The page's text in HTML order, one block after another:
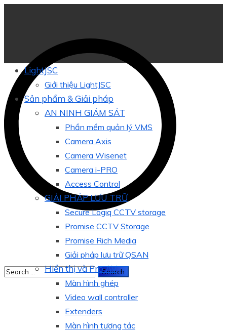
LightJSC
Giới thiệu LightJSC
Sản phẩm & Giải pháp
AN NINH GIÁM SÁT
Phần mềm quản lý VMS
Camera Axis
Camera Wisenet
Camera i-PRO
Access Control
GIẢI PHÁP LƯU TRỮ
Secure Logiq CCTV storage
Promise CCTV Storage
Promise Rich Media
Giải pháp lưu trữ QSAN
Hiển thị và Pro AV
Màn hình ghép
Video wall controller
Extenders
Màn hình tương tác